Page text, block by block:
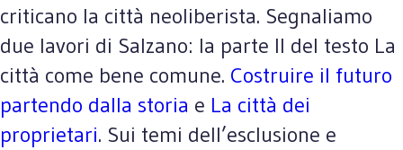
criticano la città neoliberista. Segnaliamo
due lavori di Salzano: la parte II del testo La
città come bene comune. Costruire il futuro
partendo dalla storia e La città dei
proprietari. Sui temi dell’esclusione e